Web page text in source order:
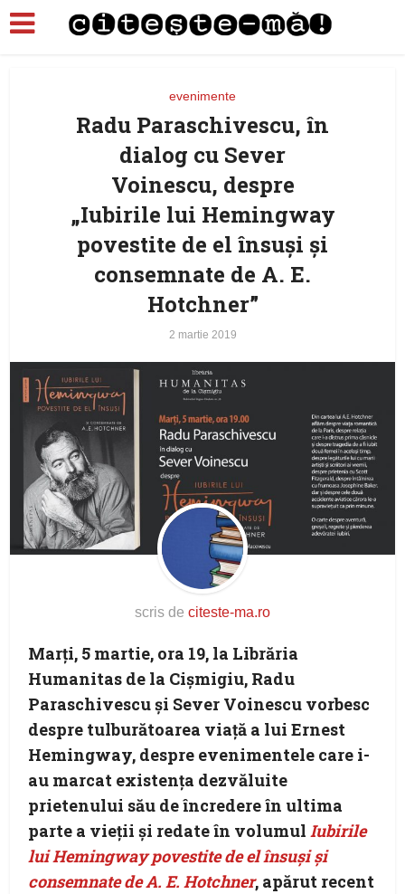
evenimente
Radu Paraschivescu, în
dialog cu Sever
Voinescu, despre
„Iubirile lui Hemingway
povestite de el însuși și
consemnate de A. E.
Hotchner”
2 martie 2019
scris de citeste-ma.ro
Marți, 5 martie, ora 19, la Librăria
Humanitas de la Cișmigiu, Radu
Paraschivescu și Sever Voinescu vorbesc
despre tulburătoarea viață a lui Ernest
Hemingway, despre evenimentele care i-
au marcat existența dezvăluite
prietenului său de încredere în ultima
parte a vieții și redate în volumulIubirile
lui Hemingway povestite de el însuși și
consemnate de A. E. Hotchner, apărut recent